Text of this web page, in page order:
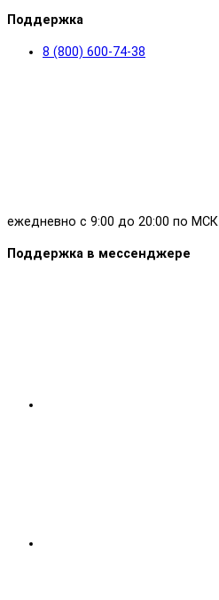
Поддержка
8 (800) 600-74-38
ежедневно с 9:00 до 20:00 по МСК
Поддержка в мессенджере